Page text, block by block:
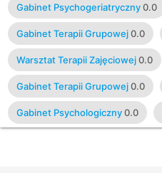
Gabinet Psychogeriatryczny 0.0
Gabinet Terapii Grupowej 0.0
Warsztat Terapii Zajęciowej 0.0
Gabinet Terapii Grupowej 0.0
Gabinet Psychologiczny 0.0